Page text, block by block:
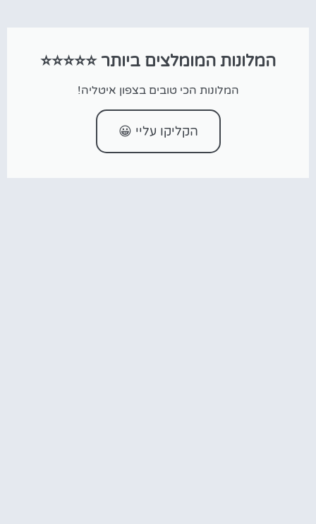
המלונות המומלצים ביותר ⭐⭐⭐⭐⭐
המלונות הכי טובים בצפון איטליה!
הקליקו עליי 😀